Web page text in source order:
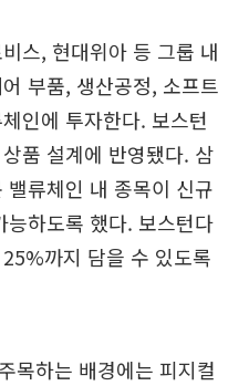
스, 현대위아 등 그룹 내
부품, 생산공정, 소프트
인에 투자한다. 보스턴
품 설계에 반영됐다. 삼
류체인 내 종목이 신규
하도록 했다. 보스턴다
까지 담을 수 있도록
목하는 배경에는 피지컬